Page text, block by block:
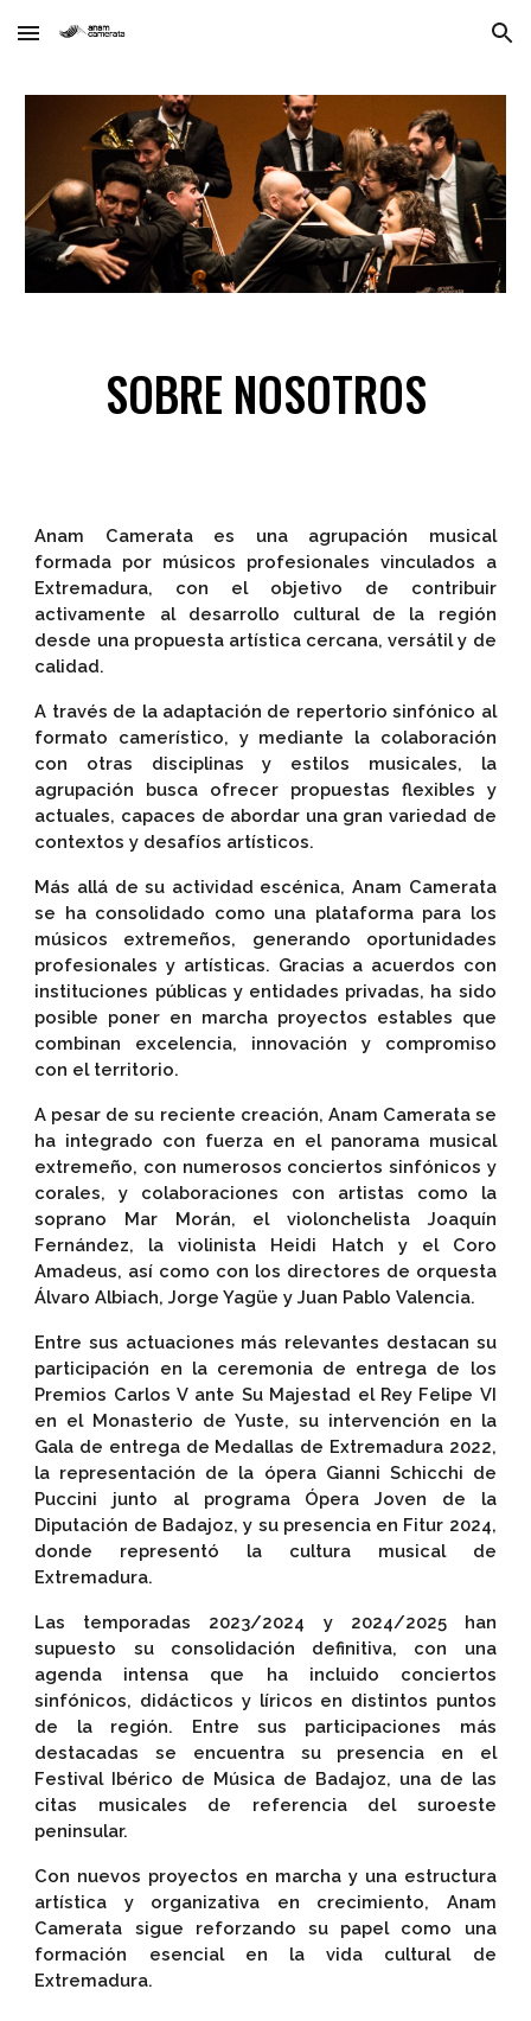
Skip to main content Skip to navigation
SOBRE NOSOTROS
Anam Camerata es una agrupación musical
formada por músicos profesionales vinculados a
Extremadura, con el objetivo de contribuir
activamente al desarrollo cultural de la región
desde una propuesta artística cercana, versátil y de
calidad.
A través de la adaptación de repertorio sinfónico al
formato camerístico, y mediante la colaboración
con otras disciplinas y estilos musicales, la
agrupación busca ofrecer propuestas flexibles y
actuales, capaces de abordar una gran variedad de
contextos y desafíos artísticos.
Más allá de su actividad escénica, Anam Camerata
se ha consolidado como una plataforma para los
músicos extremeños, generando oportunidades
profesionales y artísticas. Gracias a acuerdos con
instituciones públicas y entidades privadas, ha sido
posible poner en marcha proyectos estables que
combinan excelencia, innovación y compromiso
con el territorio.
A pesar de su reciente creación, Anam Camerata se
ha integrado con fuerza en el panorama musical
extremeño, con numerosos conciertos sinfónicos y
corales, y colaboraciones con artistas como la
soprano Mar Morán, el violonchelista Joaquín
Fernández, la violinista Heidi Hatch y el Coro
Amadeus, así como con los directores de orquesta
Álvaro Albiach, Jorge Yagüe y Juan Pablo Valencia.
Entre sus actuaciones más relevantes destacan su
participación en la ceremonia de entrega de los
Premios Carlos V ante Su Majestad el Rey Felipe VI
en el Monasterio de Yuste, su intervención en la
Gala de entrega de Medallas de Extremadura 2022,
la representación de la ópera Gianni Schicchi de
Puccini junto al programa Ópera Joven de la
Diputación de Badajoz, y su presencia en Fitur 2024,
donde representó la cultura musical de
Extremadura.
Las temporadas 2023/2024 y 2024/2025 han
supuesto su consolidación definitiva, con una
agenda intensa que ha incluido conciertos
sinfónicos, didácticos y líricos en distintos puntos
de la región. Entre sus participaciones más
destacadas se encuentra su presencia en el
Festival Ibérico de Música de Badajoz, una de las
citas musicales de referencia del suroeste
peninsular.
Con nuevos proyectos en marcha y una estructura
artística y organizativa en crecimiento, Anam
Camerata sigue reforzando su papel como una
formación esencial en la vida cultural de
Extremadura.